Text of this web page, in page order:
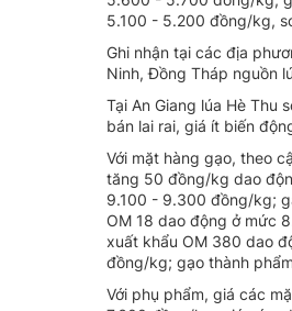
5.100 - 5.200 đồng/kg,
Ghi nhận tại các địa
Ninh, Đồng Tháp nguồn
Tại An Giang lúa Hè Thu
bán lai rai, giá ít biến
Với mặt hàng gạo, theo
tăng 50 đồng/kg dao
9.100 - 9.300 đồng/kg;
OM 18 dao động ở mức
xuất khẩu OM 380 dao
đồng/kg; gạo thành
Với phụ phẩm, giá các